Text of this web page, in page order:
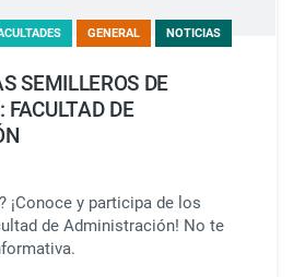
GENERAL NOTICIAS
SEMILLEROS DE
FACULTAD DE
¡Conoce y participa de los
de Administración! No te